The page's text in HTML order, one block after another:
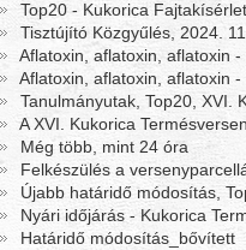
Top20 - Kukorica
Tisztújító Közgyűlés, 2024.
Aflatoxin, aflatoxin, aflatoxin
Aflatoxin, aflatoxin, aflatoxin
Tanulmányutak, Top20, XVI.
A XVI. Kukorica
Még több, mint 24 óra
Felkészülés a
Újabb határidő módosítás,
Nyári időjárás - Kukorica
Határidő módosítás_bővített